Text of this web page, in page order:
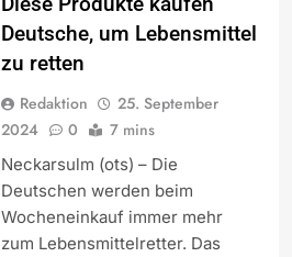
Deutsche, um Lebensmittel
zu retten
Redaktion
25. September
2024
0 7 mins
Neckarsulm (ots) – Die
Deutschen werden beim
Wocheneinkauf immer mehr
zum Lebensmittelretter. Das